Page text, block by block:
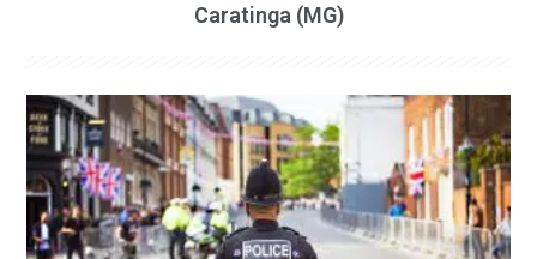
Caratinga (MG)